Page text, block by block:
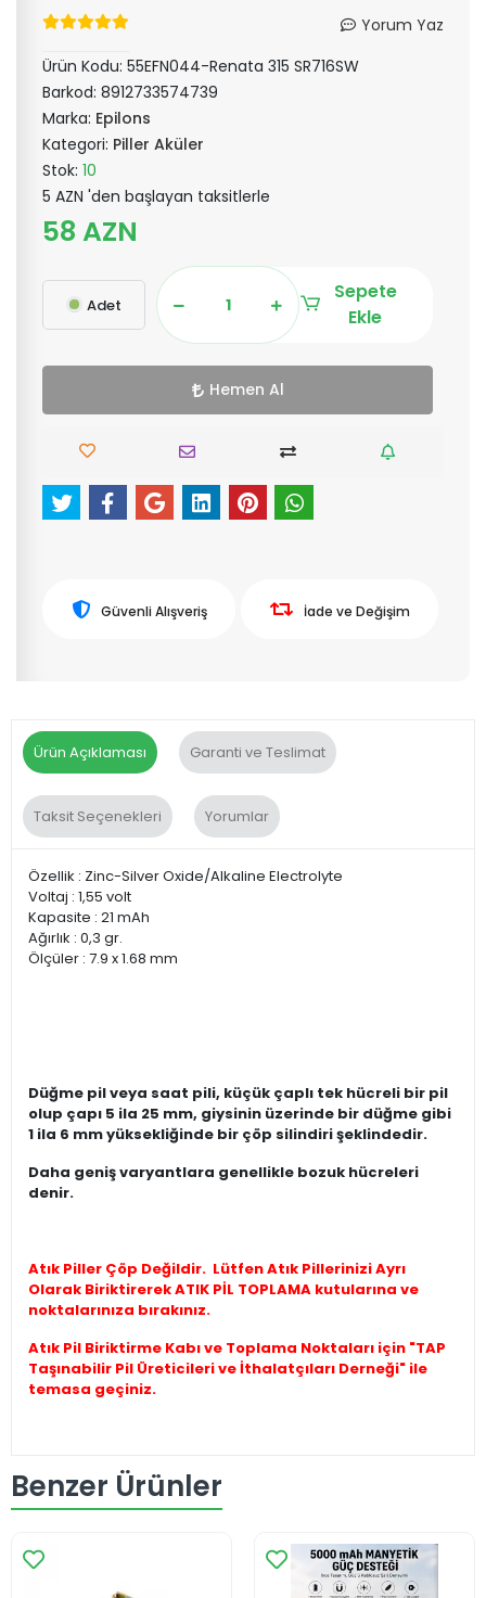
Yorum Yaz
Ürün Kodu: 55EFN044-Renata 315 SR716SW
Barkod: 8912733574739
Marka: Epilons
Kategori: Piller Aküler
Stok: 10
5 AZN 'den başlayan taksitlerle
58 AZN
Adet
Sepete
Ekle
Hemen Al
Güvenli Alışveriş İade ve Değişim
Ürün Açıklaması Garanti ve Teslimat
Taksit Seçenekleri Yorumlar
Özellik : Zinc-Silver Oxide/Alkaline Electrolyte
Voltaj : 1,55 volt
Kapasite : 21 mAh
Ağırlık : 0,3 gr.
Ölçüler : 7.9 x 1.68 mm
Düğme pil veya saat pili, küçük çaplı tek hücreli bir pil
olup çapı 5 ila 25 mm, giysinin üzerinde bir düğme gibi
1 ila 6 mm yüksekliğinde bir çöp silindiri şeklindedir.
Daha geniş varyantlara genellikle bozuk hücreleri
denir.
Atık Piller Çöp Değildir. Lütfen Atık Pillerinizi Ayrı
Olarak Biriktirerek ATIK PİL TOPLAMA kutularına ve
noktalarınıza bırakınız.
Atık Pil Biriktirme Kabı ve Toplama Noktaları için "TAP
Taşınabilir Pil Üreticileri ve İthalatçıları Derneği" ile
temasa geçiniz.
Benzer Ürünler